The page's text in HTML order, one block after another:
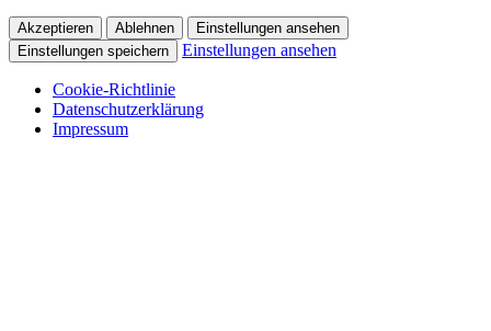
Akzeptieren Ablehnen
Einstellungen ansehen
Einstellungen speichern
Einstellungen ansehen
Cookie-Richtlinie
Datenschutzerklärung
Impressum